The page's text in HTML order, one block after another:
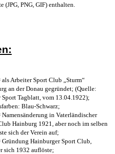
(JPG, PNG, GIF) enthalten.
als Arbeiter Sport Club „Sturm“
an der Donau gegründet; (Quelle:
Sport Tagblatt, vom 13.04.1922);
Blau-Schwarz;
Namensänderung in Vaterländischer
Hainburg 1921, aber noch im selben
sich der Verein auf;
Gründung Hainburger Sport Club,
sich 1932 auflöste;